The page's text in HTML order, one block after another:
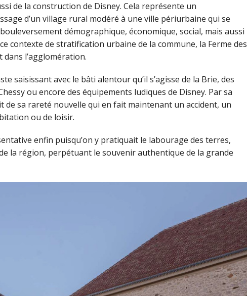
de la construction de Disney. Cela représente un
d’un village rural modéré à une ville périurbaine qui se
démographique, économique, social, mais aussi
contexte de stratification urbaine de la commune, la Ferme des
l’agglomération.
saisissant avec le bâti alentour qu’il s’agisse de la Brie, des
ou encore des équipements ludiques de Disney. Par sa
sa rareté nouvelle qui en fait maintenant un accident, un
ou de loisir.
enfin puisqu’on y pratiquait le labourage des terres,
la région, perpétuant le souvenir authentique de la grande